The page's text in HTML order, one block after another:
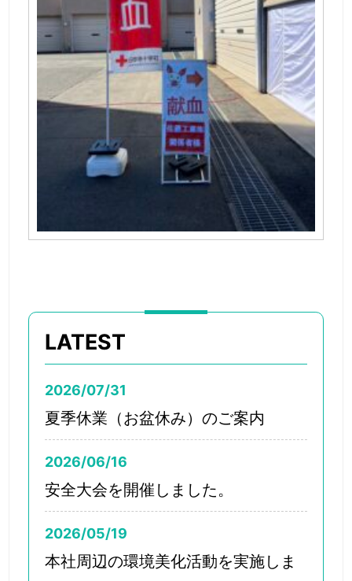
LATEST
2026/07/31
夏季休業（お盆休み）のご案内
2026/06/16
安全大会を開催しました。
2026/05/19
本社周辺の環境美化活動を実施しま